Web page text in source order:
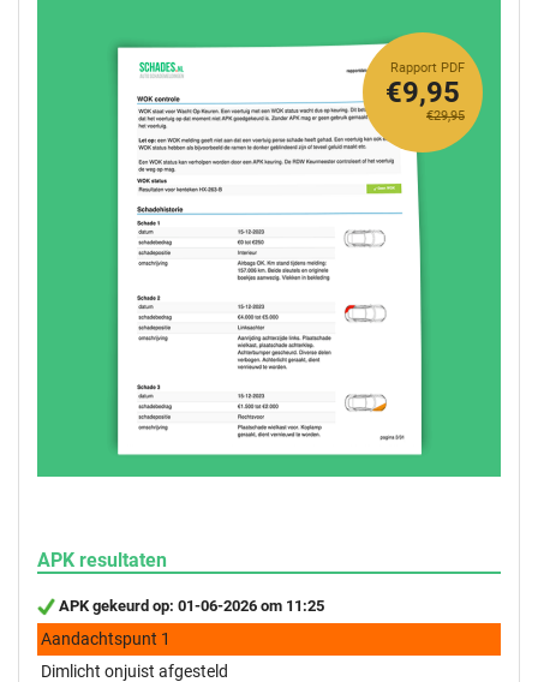
Rapport PDF
€29,95
€9,95
APK resultaten
APK gekeurd op: 01-06-2026 om 11:25
Aandachtspunt 1
Dimlicht onjuist afgesteld